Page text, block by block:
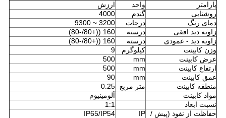
پارامتر واحد
ارزش
روشنایی
گندم
4000
دمای رنگ
درجات
3200 ~ 9300
زاویه دید افقی
درسته
160 ((+80/-80)
زاویه دید - عمودی
درسته
160 ((+80/-80)
وزن کابینت
کیلوگرم
9
عرض کابینت
mm
500
ارتفاع کابینت
mm
500
عمق کابینت
mm
90
منطقه کابینت
متر مربع 0.25
مواد کابینت
آلومینیوم
نسبت ابعاد
1:1
حفاظت از نفوذ (پیش /
IP
IP65/IP54